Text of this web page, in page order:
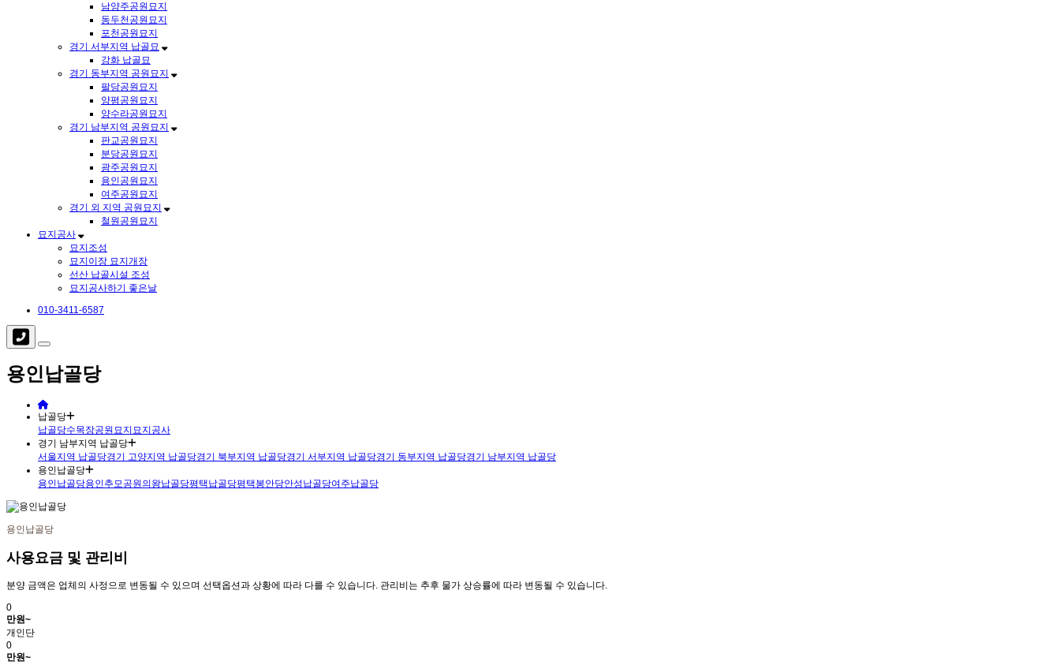
남양주공원묘지
동두천공원묘지
포천공원묘지
경기 서부지역 납골묘
강화 납골묘
경기 동부지역 공원묘지
팔당공원묘지
양평공원묘지
양수라공원묘지
경기 남부지역 공원묘지
판교공원묘지
분당공원묘지
광주공원묘지
용인공원묘지
여주공원묘지
경기 외 지역 공원묘지
철원공원묘지
묘지공사
묘지조성
묘지이장 묘지개장
선산 납골시설 조성
묘지공사하기 좋은날
010-3411-6587
용인납골당
납골당
납골당수목장공원묘지 묘지공사
경기 남부지역 납골당
서울지역 납골당경기 고양지역 납골당경기 북부지역 납골당경기 서부지역 납골당경기 동부지역 납골당경기 남부지역 납골당
용인납골당
용인납골당용인추모공원 의왕납골당평택납골당평택봉안당안성납골당여주납골당
용인납골당
사용요금 및 관리비
분양 금액은 업체의 사정으로 변동될 수 있으며 선택옵션과 상황에 따라 다를 수 있습니다. 관리비는 추후 물가 상승률에 따라 변동될 수 있습니다.
0
만원~
개인단
0
만원~